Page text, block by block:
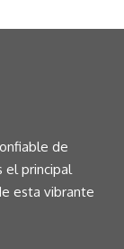
de
el principal
esta vibrante